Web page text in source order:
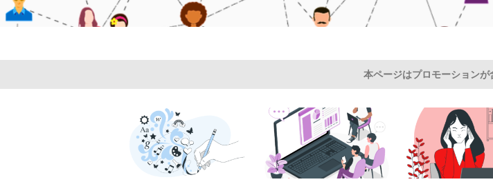
本ページはプロモーションが